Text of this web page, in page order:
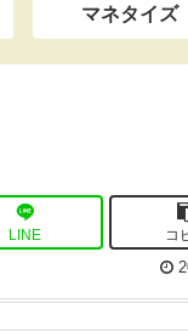
マネタイズ
LINE
コ